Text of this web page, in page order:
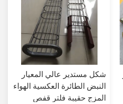
شكل مستدير عالي المعيار
النبض الطائرة العكسية الهواء
المزج حقيبة فلتر قفص